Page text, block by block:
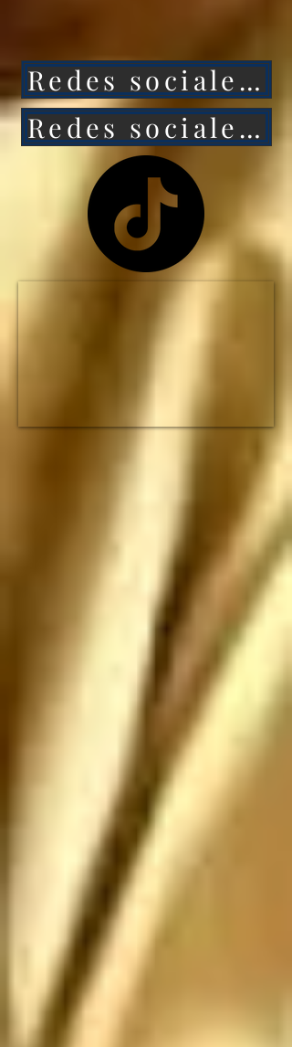
Unidos caerá aún más
rápido.
NO HAY MANERA de
que Estados Unidos
siga siendo la primera
potencia mundial... y el
ESTADOUNIDENSE
no durará ni una
fracción de lo que duró
el imperio romano
ataquen, pero si nos
atacan los saludo
antes de que sean
ANIQUILADOS por
SUS propias
construcciones
paradójicas que son
más grandes de lo que
piensan
Atentamente: Satanás
Redes sociales 1
Redes sociales 2